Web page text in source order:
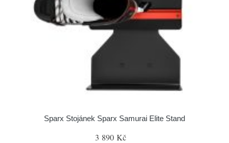
Sparx Stojánek Sparx Samurai Elite Stand
3 890 Kč